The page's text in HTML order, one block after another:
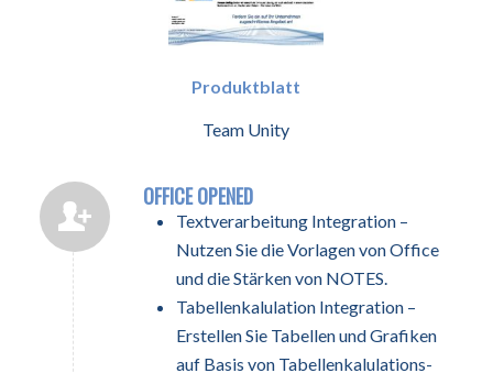
Produktblatt
Team Unity
OFFICE OPENED
Textverarbeitung Integration –
Nutzen Sie die Vorlagen von Office
und die Stärken von NOTES.
Tabellenkalulation Integration –
Erstellen Sie Tabellen und Grafiken
auf Basis von Tabellenkalulations-